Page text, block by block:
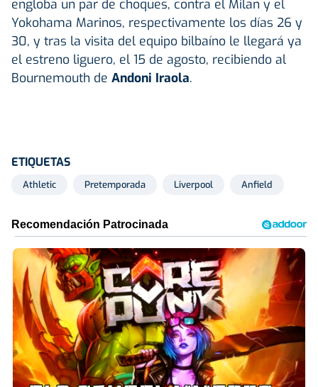
engloba un par de choques, contra el Milan y el
Yokohama Marinos, respectivamente los días 26 y
30, y tras la visita del equipo bilbaíno le llegará ya
el estreno liguero, el 15 de agosto, recibiendo al
Bournemouth de Andoni Iraola.
ETIQUETAS
Athletic Pretemporada Liverpool Anfield